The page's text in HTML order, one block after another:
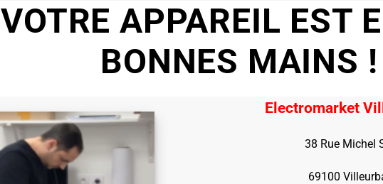
VOTRE APPAREIL EST
BONNES MAINS !
Electromarket
38 Rue Michel
69100